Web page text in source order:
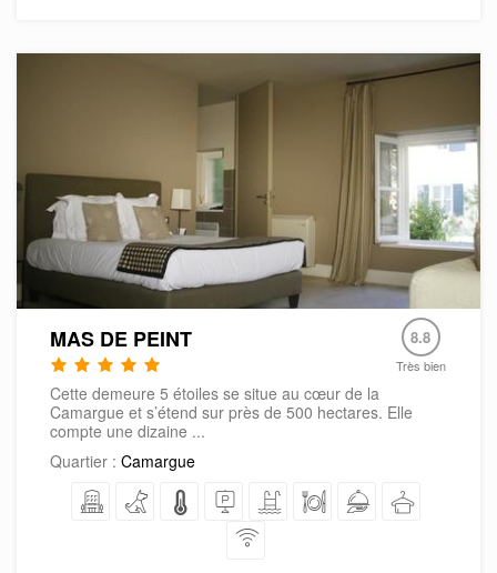
MAS DE PEINT 8.8
Très bien
Cette demeure 5 étoiles se situe au cœur de la
Camargue et s’étend sur près de 500 hectares. Elle
compte une dizaine ...
Quartier : Camargue